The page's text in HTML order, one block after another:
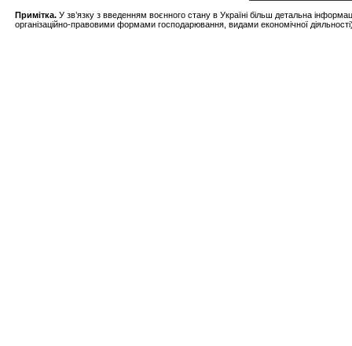
Примітка.У зв’язкуз введенням воєнногостану в Україні більш детальна
організаційно-правовимиформами господарювання, видами економічної діяльності